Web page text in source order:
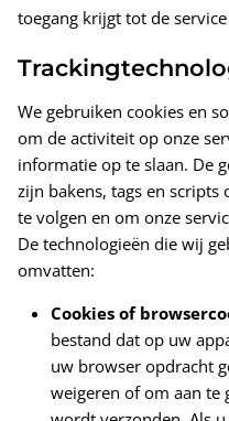
toegang krijgt tot de
We gebruiken cookies en
om de activiteit op onze
informatie op te slaan. De
zijn bakens, tags en
te volgen en om onze
De technologieën die wij
omvatten:
Cookies of
bestand dat op uw
uw browser opdracht
weigeren of om aan te